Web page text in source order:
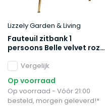
Lizzely Garden & Living
Fauteuil zitbank 1
persoons Belle velvet roze
Vergelijk
Op voorraad
Op voorraad - Vóór 21:00
besteld, morgen geleverd!*